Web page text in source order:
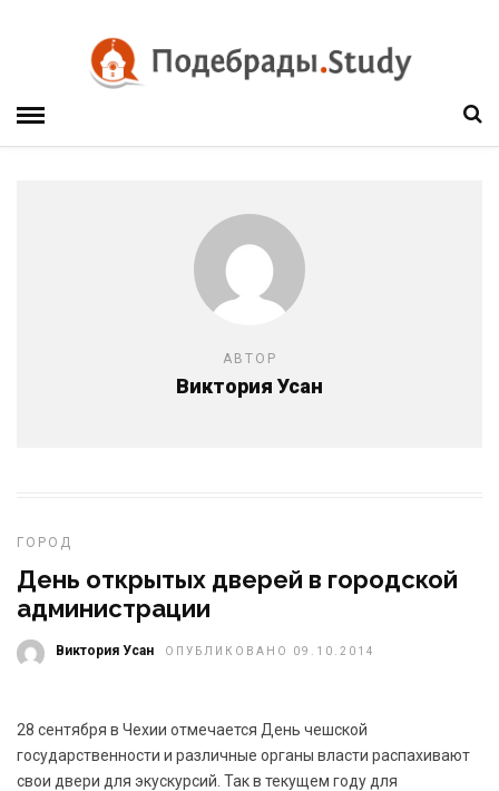
АВТОР
Виктория Усан
ГОРОД
День открытых дверей в городской
администрации
Виктория Усан ОПУБЛИКОВАНО 09.10.2014
28 сентября в Чехии отмечается День чешской
государственности и различные органы власти распахивают
свои двери для экускурсий. Так в текущем году для